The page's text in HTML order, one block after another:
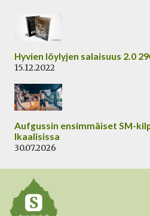
sisältöön
Hyvien löylyjen salaisuus 2.0
15.12.2022
Aufgussin ensimmäiset SM-
Ikaalisissa
30.07.2026